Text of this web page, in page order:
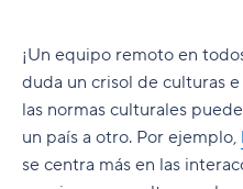
¡Un equipo remoto en
duda un crisol de culturas
las normas culturales
un país a otro. Por ejemplo,
se centra más en las